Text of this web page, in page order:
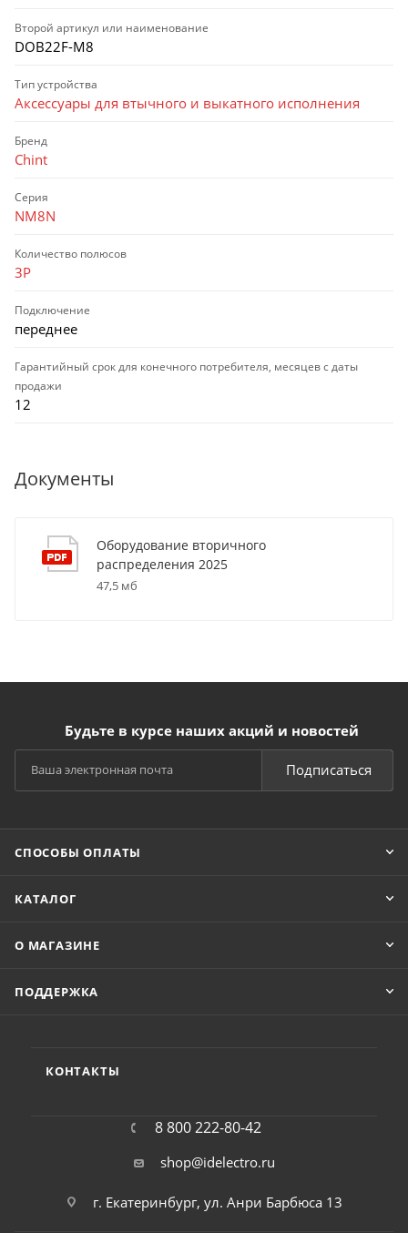
Второй артикул или наименование
DOB22F-M8
Тип устройства
Аксессуары для втычного и выкатного исполнения
Бренд
Chint
Серия
NM8N
Количество полюсов
3P
Подключение
переднее
Гарантийный срок для конечного потребителя, месяцев с даты
продажи
12
Документы
Оборудование вторичного
распределения 2025
47,5 мб
Будьте в курсе наших акций и новостей
Подписаться
СПОСОБЫ ОПЛАТЫ
КАТАЛОГ
О МАГАЗИНЕ
ПОДДЕРЖКА
КОНТАКТЫ
8 800 222-80-42
shop@idelectro.ru
г. Екатеринбург, ул. Анри Барбюса 13